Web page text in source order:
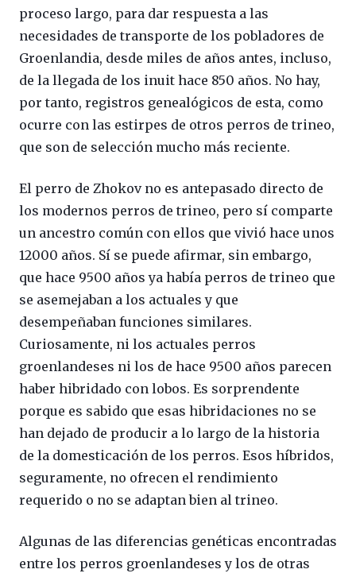
proceso largo, para dar respuesta a las
necesidades de transporte de los pobladores de
Groenlandia, desde miles de años antes, incluso,
de la llegada de los inuit hace 850 años. No hay,
por tanto, registros genealógicos de esta, como
ocurre con las estirpes de otros perros de trineo,
que son de selección mucho más reciente.
El perro de Zhokov no es antepasado directo de
los modernos perros de trineo, pero sí comparte
un ancestro común con ellos que vivió hace unos
12000 años. Sí se puede afirmar, sin embargo,
que hace 9500 años ya había perros de trineo que
se asemejaban a los actuales y que
desempeñaban funciones similares.
Curiosamente, ni los actuales perros
groenlandeses ni los de hace 9500 años parecen
haber hibridado con lobos. Es sorprendente
porque es sabido que esas hibridaciones no se
han dejado de producir a lo largo de la historia
de la domesticación de los perros. Esos híbridos,
seguramente, no ofrecen el rendimiento
requerido o no se adaptan bien al trineo.
Algunas de las diferencias genéticas encontradas
entre los perros groenlandeses y los de otras